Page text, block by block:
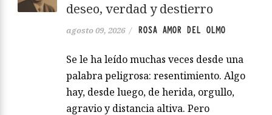
deseo, verdad y destierro
agosto 09, 2026 / ROSA AMOR DEL OLMO
Se le ha leído muchas veces desde una
palabra peligrosa: resentimiento. Algo
hay, desde luego, de herida, orgullo,
agravio y distancia altiva. Pero